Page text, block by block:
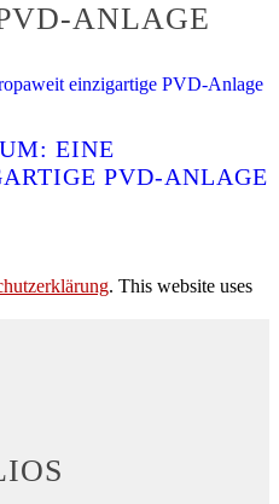
ANLAGE
EINE
PVD-ANLAGE
. This website uses